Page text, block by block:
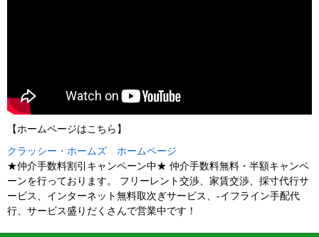
【ホームページはこちら】
クラッシー・ホームズ ホームページ
★仲介手数料割引キャンペーン中★ 仲介手数料無料・半額キャンペ
ーンを行っております。 フリーレント交渉、家賃交渉、採寸代行サ
ービス、インターネット無料取次ぎサービス、-イフライン手配代
行、サービス盛りだくさんで営業中です！